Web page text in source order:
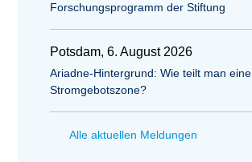
Forschungsprogramm der Stiftung
Potsdam, 6. August 2026
Ariadne-Hintergrund: Wie teilt man eine
Stromgebotszone?
Alle aktuellen Meldungen